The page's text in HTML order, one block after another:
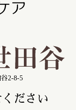
2-8-5
ださい